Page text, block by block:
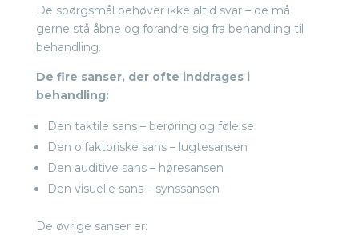
De spørgsmål behøver ikke altid svar – de må
gerne stå åbne og forandre sig fra behandling til
behandling.
De fire sanser, der ofte inddrages i
behandling:
Den taktile sans – berøring og følelse
Den olfaktoriske sans – lugtesansen
Den auditive sans – høresansen
Den visuelle sans – synssansen
De øvrige sanser er: